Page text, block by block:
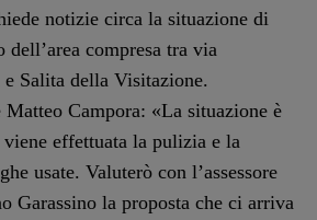
notizie circa la situazione di
dell’area compresa tra via
Salita della Visitazione.
Matteo Campora: «La situazione è
effettuata la pulizia e la
usate. Valuterò con l’assessore
Garassino la proposta che ci arriva